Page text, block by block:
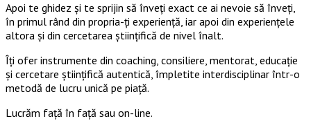
Apoi te ghidez și te sprijin să înveți exact ce ai nevoie să înveți,
în primul rând din propria-ți experiență, iar apoi din experiențele
altora și din cercetarea științifică de nivel înalt.
Îți ofer instrumente din coaching, consiliere, mentorat, educație
și cercetare științifică autentică, împletite interdisciplinar într-o
metodă de lucru unică pe piață.
Lucrăm față în față sau on-line.